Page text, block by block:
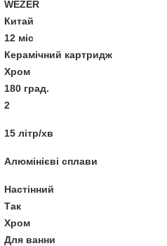
WEZER
Китай
12 міс
Керамічний картридж
Хром
180 град.
2
15 літр/хв
Алюмінієві сплави
Настінний
Так
Хром
Для ванни